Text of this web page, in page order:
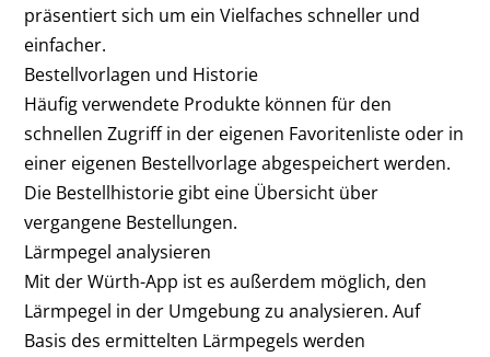
präsentiert sich um ein Vielfaches schneller und
einfacher.
Bestellvorlagen und Historie
Häufig verwendete Produkte können für den
schnellen Zugriff in der eigenen Favoritenliste oder in
einer eigenen Bestellvorlage abgespeichert werden.
Die Bestellhistorie gibt eine Übersicht über
vergangene Bestellungen.
Lärmpegel analysieren
Mit der Würth-App ist es außerdem möglich, den
Lärmpegel in der Umgebung zu analysieren. Auf
Basis des ermittelten Lärmpegels werden